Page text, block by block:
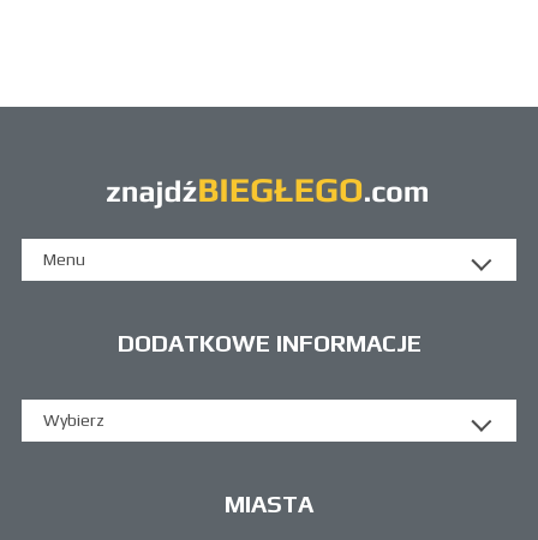
Menu
DODATKOWE INFORMACJE
Wybierz
MIASTA